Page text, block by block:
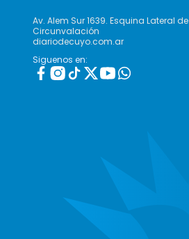
Av. Alem Sur 1639. Esquina Lateral de
Circunvalación
diariodecuyo.com.ar
Siguenos en: